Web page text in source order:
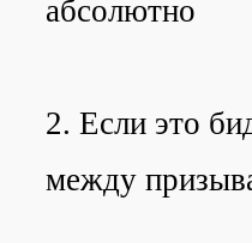
абсолютно
2. Если это
между